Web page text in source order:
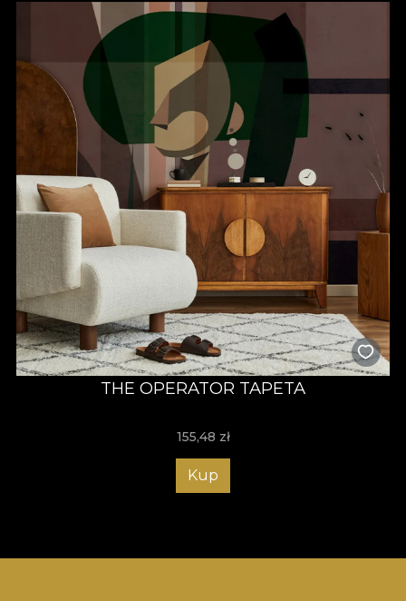
THE OPERATOR TAPETA
155,48 zł
Kup